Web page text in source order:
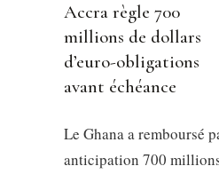
Accra règle 700
millions de dollars
d’euro-obligations
avant échéance
Le Ghana a remboursé
anticipation 700